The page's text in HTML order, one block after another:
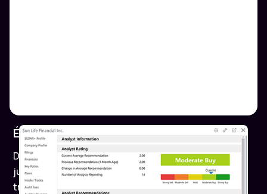
Évaluation des risques
Détecter les risques financiers, opérationnels ou
juridiques dans les documents publics et les
transactions d'initiés.